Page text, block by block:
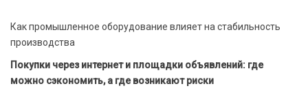
Как промышленное оборудование влияет на стабильность
производства
Покупки через интернет и площадки объявлений: где
можно сэкономить, а где возникают риски